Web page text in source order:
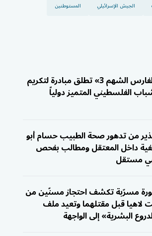
الجيش الإسرائيلي
المستوطنين
«الفارس الشهم 3» تطلق مبادرة لتكريم
الفلسطيني المتميز دولياً
من تدهور صحة الطبيب حسام أبو
داخل المعتقل ومطالب بفحص
مستقل
مسرّبة تكشف احتجاز مسنّين من
لاهيا قبل مقتلهما وتعيد ملف
البشرية» إلى الواجهة